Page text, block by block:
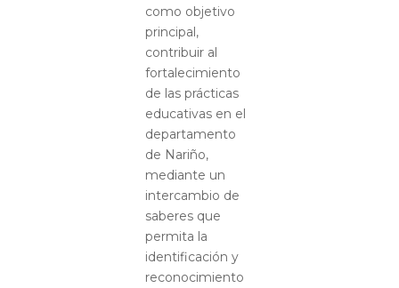
como objetivo
principal,
contribuir al
fortalecimiento
de las prácticas
educativas en el
departamento
de Nariño,
mediante un
intercambio de
saberes que
permita la
identificación y
reconocimiento